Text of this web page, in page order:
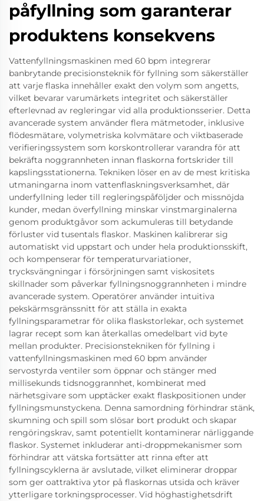
påfyllning som garanterar
produktens konsekvens
Vattenfyllningsmaskinen med 60 bpm integrerar
banbrytande precisionsteknik för fyllning som säkerställer
att varje flaska innehåller exakt den volym som angetts,
vilket bevarar varumärkets integritet och säkerställer
efterlevnad av regleringar vid alla produktionsserier. Detta
avancerade system använder flera mätmetoder, inklusive
flödesmätare, volymetriska kolvmätare och viktbaserade
verifieringssystem som korskontrollerar varandra för att
bekräfta noggrannheten innan flaskorna fortskrider till
kapslingsstationerna. Tekniken löser en av de mest kritiska
utmaningarna inom vattenflaskningsverksamhet, där
underfyllning leder till regleringspåföljder och missnöjda
kunder, medan överfyllning minskar vinstmarginalerna
genom produktgåvor som ackumuleras till betydande
förluster vid tusentals flaskor. Maskinen kalibrerar sig
automatiskt vid uppstart och under hela produktionsskift,
och kompenserar för temperaturvariationer,
trycksvängningar i försörjningen samt viskositets
skillnader som påverkar fyllningsnoggrannheten i mindre
avancerade system. Operatörer använder intuitiva
pekskärmsgränssnitt för att ställa in exakta
fyllningsparametrar för olika flaskstorlekar, och systemet
lagrar recept som kan återkallas omedelbart vid byte
mellan produkter. Precisionstekniken för fyllning i
vattenfyllningsmaskinen med 60 bpm använder
servostyrda ventiler som öppnar och stänger med
millisekunds tidsnoggrannhet, kombinerat med
närhetsgivare som upptäcker exakt flaskpositionen under
fyllningsmunstyckena. Denna samordning förhindrar stänk,
skumning och spill som slösar bort produkt och skapar
rengöringskrav, samt potentiellt kontaminerar närliggande
flaskor. Systemet inkluderar anti-droppmekanismer som
förhindrar att vätska fortsätter att rinna efter att
fyllningscyklerna är avslutade, vilket eliminerar droppar
som ger oattraktiva ytor på flaskornas utsida och kräver
ytterligare torkningsprocesser. Vid höghastighetsdrift